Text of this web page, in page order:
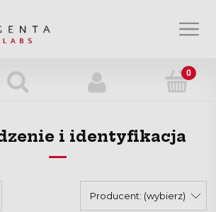
Strefa wiedzy
Kontakt
i identyfikacja
Producent: (wybierz)